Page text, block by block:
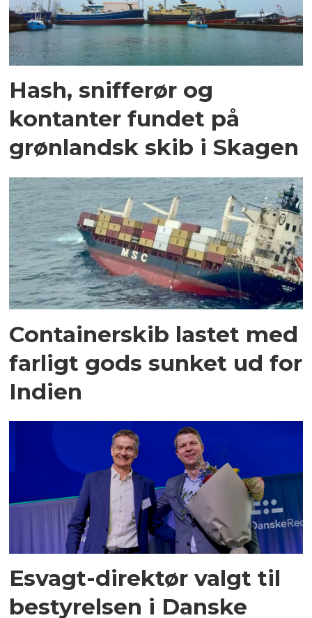
Hash, snifferør og
kontanter fundet på
grønlandsk skib i Skagen
Containerskib lastet med
farligt gods sunket ud for
Indien
Esvagt-direktør valgt til
bestyrelsen i Danske